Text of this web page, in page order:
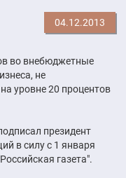
04.12.2013
во внебюджетные
не
уровне 20 процентов
президент
в силу с 1 января
газета".